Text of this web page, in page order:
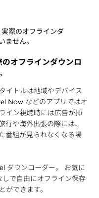
オフラインダウンロ
イトルは地域やデバイス
Now などのアプリではオ
イン視聴時には広告が挿
行や海外出張の際には、
番組が見られなくなる場
ダウンローダー。 お気に
で自由にオフライン保存
ができます。